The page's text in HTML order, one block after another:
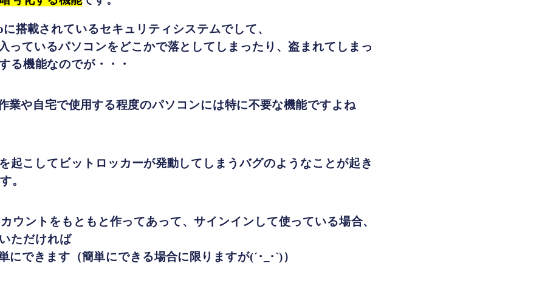
搭載されているセキュリティシステムでして、
っているパソコンをどこかで落としてしまったり、盗まれてしまっ
る機能なのでが・・・
業や自宅で使用する程度のパソコンには特に不要な機能ですよね
起こしてビットロッカーが発動してしまうバグのようなことが起き
。
ウントをもともと作ってあって、サインインして使っている場合、
ただければ
にできます（簡単にできる場合に限りますが(´･_･`)）